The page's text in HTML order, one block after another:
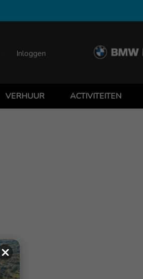
Inloggen
VERHUUR ACTIVITEITEN
×